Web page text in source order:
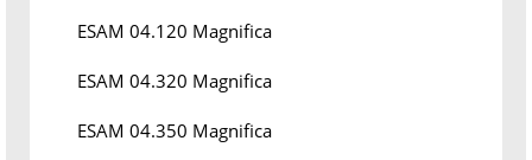
ESAM 04.120 Magnifica
ESAM 04.320 Magnifica
ESAM 04.350 Magnifica